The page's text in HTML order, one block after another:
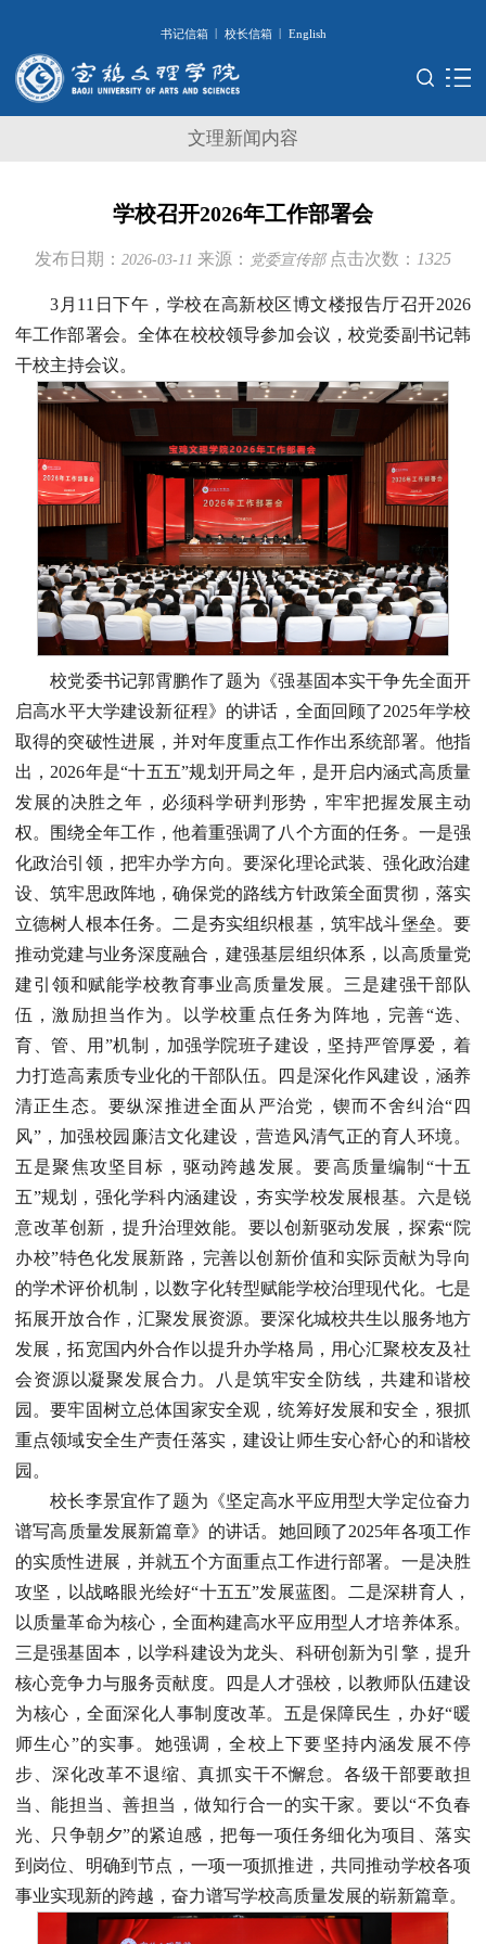
书记信箱 | 校长信箱 | English
文理新闻内容
学校召开2026年工作部署会
发布日期： 2026-03-11 来源： 党委宣传部 点击次数： 1325
3月11日下午，学校在高新校区博文楼报告厅召开2026
年工作部署会。全体在校校领导参加会议，校党委副书记韩
干校主持会议。
校党委书记郭霄鹏作了题为《强基固本实干争先全面开
启高水平大学建设新征程》的讲话，全面回顾了2025年学校
取得的突破性进展，并对年度重点工作作出系统部署。他指
出，2026年是“十五五”规划开局之年，是开启内涵式高质量
发展的决胜之年，必须科学研判形势，牢牢把握发展主动
权。围绕全年工作，他着重强调了八个方面的任务。一是强
化政治引领，把牢办学方向。要深化理论武装、强化政治建
设、筑牢思政阵地，确保党的路线方针政策全面贯彻，落实
立德树人根本任务。二是夯实组织根基，筑牢战斗堡垒。要
推动党建与业务深度融合，建强基层组织体系，以高质量党
建引领和赋能学校教育事业高质量发展。三是建强干部队
伍，激励担当作为。以学校重点任务为阵地，完善“选、
育、管、用”机制，加强学院班子建设，坚持严管厚爱，着
力打造高素质专业化的干部队伍。四是深化作风建设，涵养
清正生态。要纵深推进全面从严治党，锲而不舍纠治“四
风”，加强校园廉洁文化建设，营造风清气正的育人环境。
五是聚焦攻坚目标，驱动跨越发展。要高质量编制“十五
五”规划，强化学科内涵建设，夯实学校发展根基。六是锐
意改革创新，提升治理效能。要以创新驱动发展，探索“院
办校”特色化发展新路，完善以创新价值和实际贡献为导向
的学术评价机制，以数字化转型赋能学校治理现代化。七是
拓展开放合作，汇聚发展资源。要深化城校共生以服务地方
发展，拓宽国内外合作以提升办学格局，用心汇聚校友及社
会资源以凝聚发展合力。八是筑牢安全防线，共建和谐校
园。要牢固树立总体国家安全观，统筹好发展和安全，狠抓
重点领域安全生产责任落实，建设让师生安心舒心的和谐校
园。
校长李景宜作了题为《坚定高水平应用型大学定位奋力
谱写高质量发展新篇章》的讲话。她回顾了2025年各项工作
的实质性进展，并就五个方面重点工作进行部署。一是决胜
攻坚，以战略眼光绘好“十五五”发展蓝图。二是深耕育人，
以质量革命为核心，全面构建高水平应用型人才培养体系。
三是强基固本，以学科建设为龙头、科研创新为引擎，提升
核心竞争力与服务贡献度。四是人才强校，以教师队伍建设
为核心，全面深化人事制度改革。五是保障民生，办好“暖
师生心”的实事。她强调，全校上下要坚持内涵发展不停
步、深化改革不退缩、真抓实干不懈怠。各级干部要敢担
当、能担当、善担当，做知行合一的实干家。要以“不负春
光、只争朝夕”的紧迫感，把每一项任务细化为项目、落实
到岗位、明确到节点，一项一项抓推进，共同推动学校各项
事业实现新的跨越，奋力谱写学校高质量发展的崭新篇章。